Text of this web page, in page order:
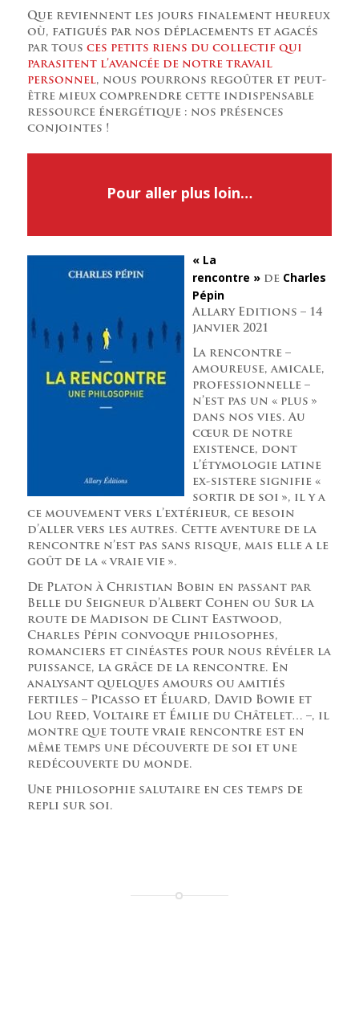
Que reviennent les jours finalement heureux
où, fatigués par nos déplacements et agacés
par tous ces petits riens du collectif qui
parasitent l’avancée de notre travail
personnel, nous pourrons regoûter et peut-
être mieux comprendre cette indispensable
ressource énergétique : nos présences
conjointes !
Pour aller plus loin…
« La
rencontre » deCharles
Pépin
Allary Editions – 14
janvier 2021
La rencontre –
amoureuse, amicale,
professionnelle –
n’est pas un « plus »
dans nos vies. Au
cœur de notre
existence, dont
l’étymologie latine
ex-sistere signifie «
sortir de soi », il y a
ce mouvement vers l’extérieur, ce besoin
d’aller vers les autres. Cette aventure de la
rencontre n’est pas sans risque, mais elle a le
goût de la « vraie vie ».
De Platon à Christian Bobin en passant par
Belle du Seigneur d’Albert Cohen ou Sur la
route de Madison de Clint Eastwood,
Charles Pépin convoque philosophes,
romanciers et cinéastes pour nous révéler la
puissance, la grâce de la rencontre. En
analysant quelques amours ou amitiés
fertiles – Picasso et Éluard, David Bowie et
Lou Reed, Voltaire et Émilie du Châtelet… –, il
montre que toute vraie rencontre est en
même temps une découverte de soi et une
redécouverte du monde.
Une philosophie salutaire en ces temps de
repli sur soi.